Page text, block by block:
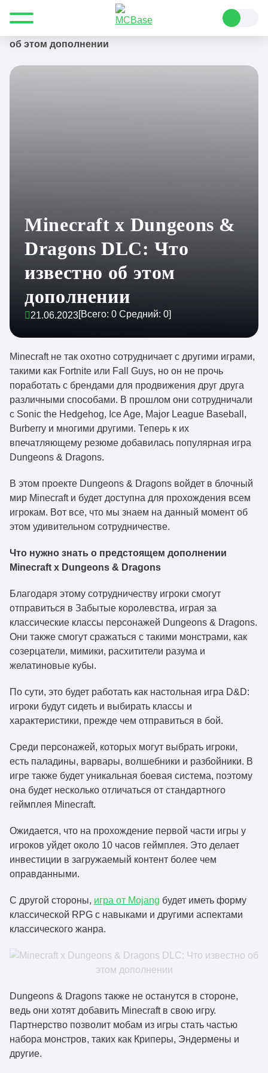
Все для Minecraft
Новости
Minecraft x Dungeons & Dragons DLC: Что известно
об этом дополнении
Minecraft x Dungeons &
Dragons DLC: Что
известно об этом
дополнении
21.06.2023[Всего: 0 Средний: 0]
Minecraft не так охотно сотрудничает с другими играми,
такими как Fortnite или Fall Guys, но он не прочь
поработать с брендами для продвижения друг друга
различными способами. В прошлом они сотрудничали
с Sonic the Hedgehog, Ice Age, Major League Baseball,
Burberry и многими другими. Теперь к их
впечатляющему резюме добавилась популярная игра
Dungeons & Dragons.
В этом проекте Dungeons & Dragons войдет в блочный
мир Minecraft и будет доступна для прохождения всем
игрокам. Вот все, что мы знаем на данный момент об
этом удивительном сотрудничестве.
Что нужно знать о предстоящем дополнении
Minecraft x Dungeons & Dragons
Благодаря этому сотрудничеству игроки смогут
отправиться в Забытые королевства, играя за
классические классы персонажей Dungeons & Dragons.
Они также смогут сражаться с такими монстрами, как
созерцатели, мимики, расхитители разума и
желатиновые кубы.
По сути, это будет работать как настольная игра D&D:
игроки будут сидеть и выбирать классы и
характеристики, прежде чем отправиться в бой.
Среди персонажей, которых могут выбрать игроки,
есть паладины, варвары, волшебники и разбойники. В
игре также будет уникальная боевая система, поэтому
она будет несколько отличаться от стандартного
геймплея Minecraft.
Ожидается, что на прохождение первой части игры у
игроков уйдет около 10 часов геймплея. Это делает
инвестиции в загружаемый контент более чем
оправданными.
С другой стороны, игра от Mojang будет иметь форму
классической RPG с навыками и другими аспектами
классического жанра.
Dungeons & Dragons также не останутся в стороне,
ведь они хотят добавить Minecraft в свою игру.
Партнерство позволит мобам из игры стать частью
набора монстров, таких как Криперы, Эндермены и
другие.